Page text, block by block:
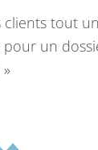
tout
pour un